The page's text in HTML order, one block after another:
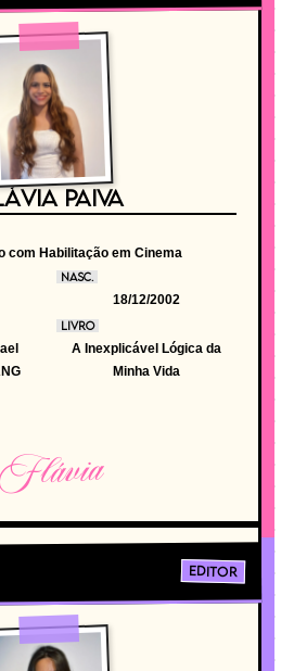
PAIVA
com Habilitação em Cinema
NASC.
18/12/2002
LIVRO
A Inexplicável Lógica da
Minha Vida
Editor